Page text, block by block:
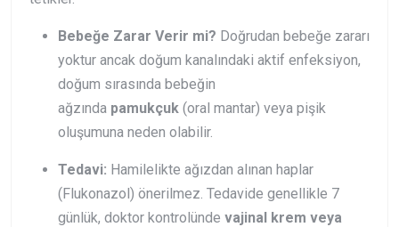
Bebeğe Zarar Verir mi? Doğrudan bebeğe zararı
yoktur ancak doğum kanalındaki aktif enfeksiyon,
doğum sırasında bebeğin
ağzında pamukçuk (oral mantar) veya pişik
oluşumuna neden olabilir.
Tedavi: Hamilelikte ağızdan alınan haplar
(Flukonazol) önerilmez. Tedavide genellikle 7
günlük, doktor kontrolünde vajinal krem veya